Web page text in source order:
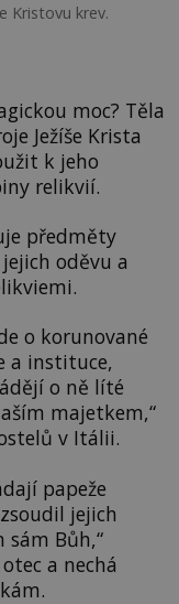
Kristovu krev.
moc? Těla
Ježíše Krista
k jeho
relikvií.
předměty
oděvu a
o korunované
a instituce,
o ně líté
majetkem,“
v Itálii.
papeže
jejich
sám Bůh,“
a nechá